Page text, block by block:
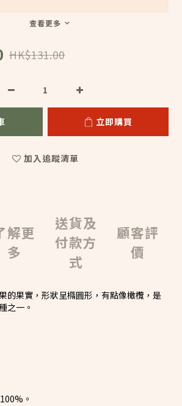
查看更多
HK$131.00
立即購買
加入追蹤清單
解更
多
送貨及
付款方
式
顧客評
價
的果實，形狀呈橢圓形，有點像橄欖，是
之一。
。